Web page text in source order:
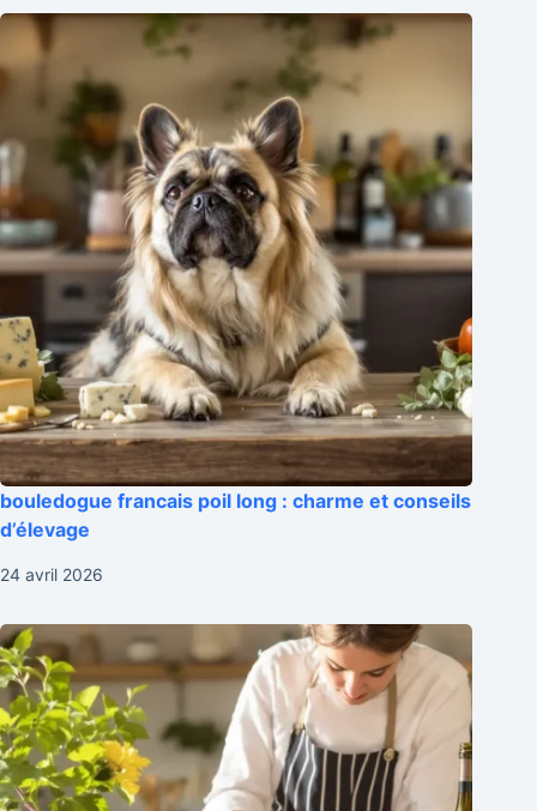
bouledogue francais poil long : charme et conseils
d’élevage
24 avril 2026